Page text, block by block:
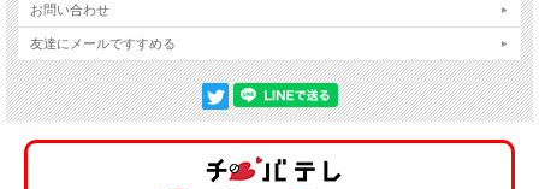
お問い合わせ
友達にメールですすめる